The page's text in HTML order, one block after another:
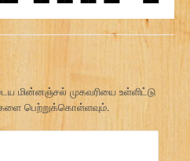
மின்னஞ்சல் முகவரியை உள்ளிட்டு
பெற்றுக்கொள்ளவும்.